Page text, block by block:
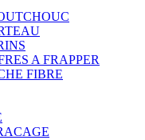
A FRAPPER
FIBRE